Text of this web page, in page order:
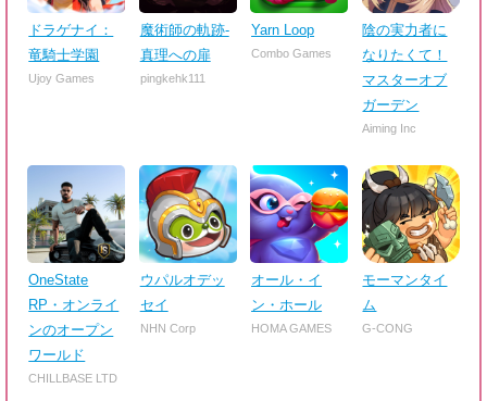
ドラゲナイ：
竜騎士学園
Ujoy Games
魔術師の軌跡-
真理への扉
pingkehk111
Yarn Loop
Combo Games
陰の実力者に
なりたくて！
マスターオブ
ガーデン
Aiming Inc
OneState
RP・オンライ
ンのオープン
ワールド
CHILLBASE LTD
ウパルオデッ
セイ
NHN Corp
オール・イ
ン・ホール
HOMA GAMES
モーマンタイ
ム
G-CONG